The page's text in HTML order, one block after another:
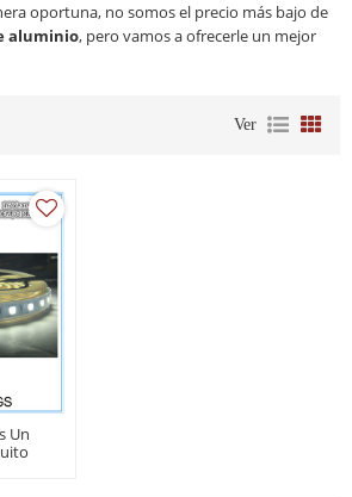
oportuna, no somos el precio más bajo de
aluminio, pero vamos a ofrecerle un mejor
Ver
Un